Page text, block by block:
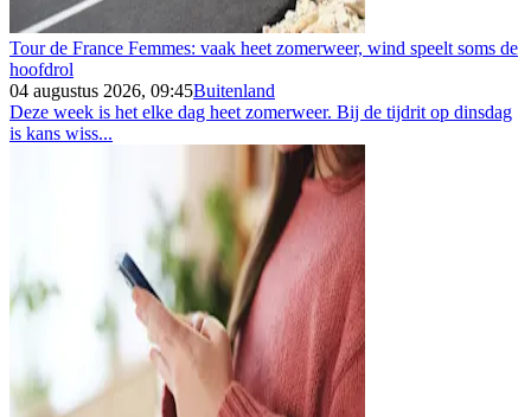
Tour de France Femmes: vaak heet zomerweer, wind speelt soms de
hoofdrol
04 augustus 2026, 09:45Buitenland
Deze week is het elke dag heet zomerweer. Bij de tijdrit op dinsdag
is kans wiss...